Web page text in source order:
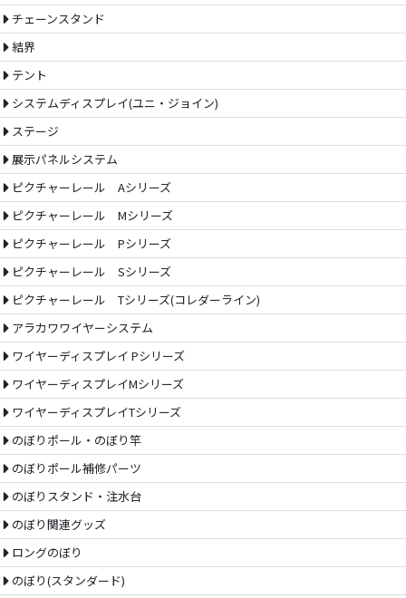
チェーンスタンド
結界
テント
システムディスプレイ(ユニ・ジョイン)
ステージ
展示パネルシステム
ピクチャーレール Aシリーズ
ピクチャーレール Mシリーズ
ピクチャーレール Pシリーズ
ピクチャーレール Sシリーズ
ピクチャーレール Tシリーズ(コレダーライン)
アラカワワイヤーシステム
ワイヤーディスプレイ Pシリーズ
ワイヤーディスプレイMシリーズ
ワイヤーディスプレイTシリーズ
のぼりポール・のぼり竿
のぼりポール補修パーツ
のぼりスタンド・注水台
のぼり関連グッズ
ロングのぼり
のぼり(スタンダード)